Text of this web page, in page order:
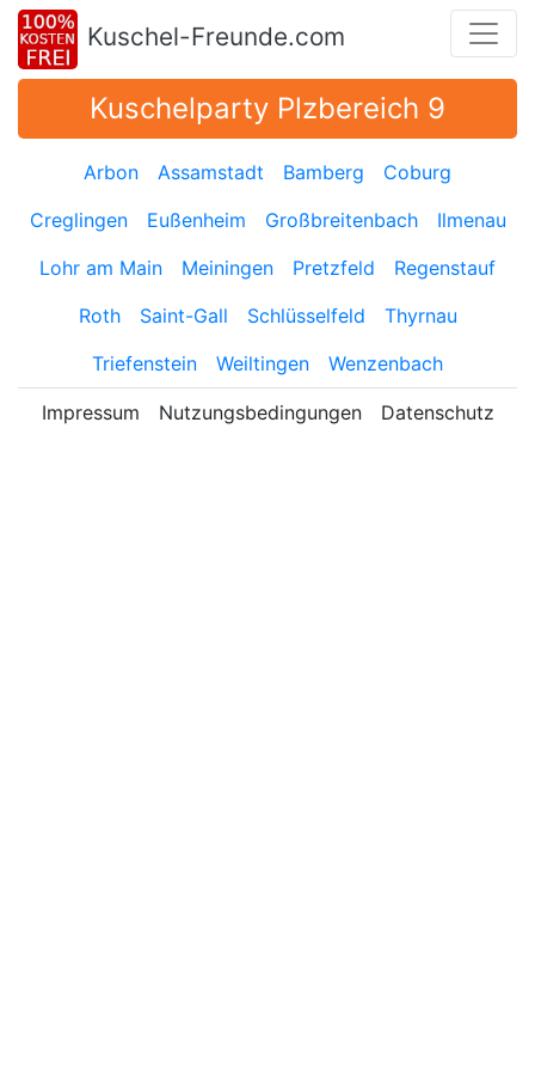
Kuschel-Freunde.com
Kuschelparty Plzbereich 9
Arbon Assamstadt Bamberg
Coburg
Creglingen
Eußenheim Großbreitenbach
Ilmenau
Lohr am Main
Meiningen Pretzfeld
Regenstauf
Roth
Saint-Gall Schlüsselfeld
Thyrnau
Triefenstein
Weiltingen Wenzenbach
Impressum Nutzungsbedingungen Datenschutz